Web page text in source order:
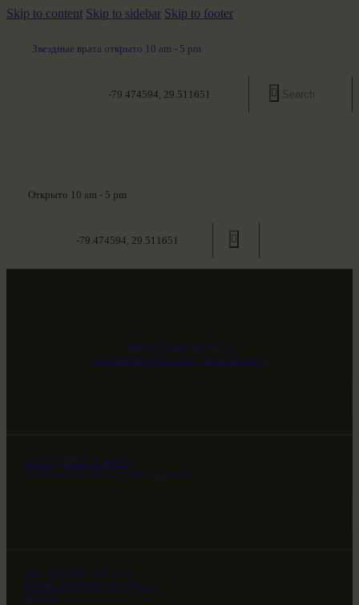
Skip to content Skip to sidebar Skip to footer
Звездные врата открыто 10 am - 5 pm
-79.474594, 29.511651
Открыто 10 am - 5 pm
-79.474594, 29.511651
ЗВЕЗДНЫЕ ВРАТА
НАШ МИР ВЧЕРА СЕГОДНЯ И ЗАВТРА
ЗВЕЗДНЫЕ ВРАТА
НАШ МИР ВЧЕРА СЕГОДНЯ И ЗАВТРА
ЗВЕЗДНЫЕ ВРАТА
НАШ МИР ВЧЕРА СЕГОДНЯ И
ЗАВТРА